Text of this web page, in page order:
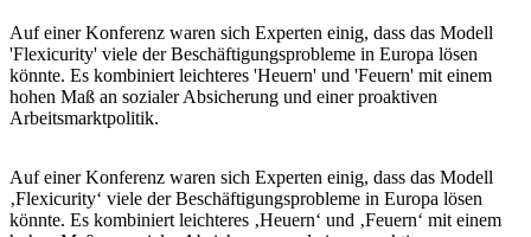
Auf einer Konferenz waren sich Experten einig, dass das Modell
'Flexicurity' viele der Beschäftigungsprobleme in Europa lösen
könnte. Es kombiniert leichteres 'Heuern' und 'Feuern' mit einem
hohen Maß an sozialer Absicherung und einer proaktiven
Arbeitsmarktpolitik.
Auf einer Konferenz waren sich Experten einig, dass das Modell
‚Flexicurity‘ viele der Beschäftigungsprobleme in Europa lösen
könnte. Es kombiniert leichteres ‚Heuern‘ und ‚Feuern‘ mit einem